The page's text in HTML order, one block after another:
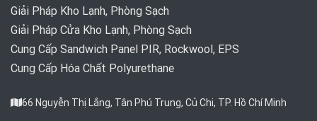
Giải Pháp Kho Lạnh, Phòng Sạch
Giải Pháp Cửa Kho Lạnh, Phòng Sạch
Cung Cấp Sandwich Panel PIR, Rockwool, EPS
Cung Cấp Hóa Chất Polyurethane
66 Nguyễn Thị Lắng, Tân Phú Trung, Củ Chi, TP. Hồ Chí Minh